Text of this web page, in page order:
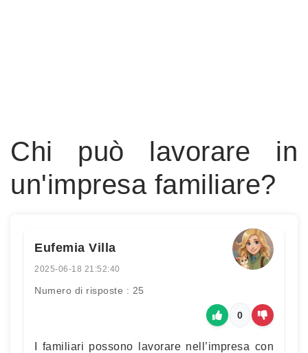
Chi può lavorare in
un'impresa familiare?
Eufemia Villa
2025-06-18 21:52:40
Numero di risposte : 25
0
I familiari possono lavorare nell’impresa con